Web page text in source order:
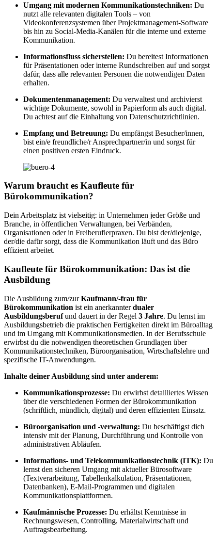
Umgang mit modernen Kommunikationstechniken: Du
nutzt alle relevanten digitalen Tools – von
Videokonferenzsystemen über Projektmanagement-Software
bis hin zu Social-Media-Kanälen für die interne und externe
Kommunikation.
Informationsfluss sicherstellen: Du bereitest Informationen
für Präsentationen oder interne Rundschreiben auf und sorgst
dafür, dass alle relevanten Personen die notwendigen Daten
erhalten.
Dokumentenmanagement: Du verwaltest und archivierst
wichtige Dokumente, sowohl in Papierform als auch digital.
Du achtest auf die Einhaltung von Datenschutzrichtlinien.
Empfang und Betreuung: Du empfängst Besucher/innen,
bist ein/e freundliche/r Ansprechpartner/in und sorgst für
einen positiven ersten Eindruck.
Warum braucht es Kaufleute für
Bürokommunikation?
Dein Arbeitsplatz ist vielseitig: in Unternehmen jeder Größe und
Branche, in öffentlichen Verwaltungen, bei Verbänden,
Organisationen oder in Freiberuflerpraxen. Du bist der/diejenige,
der/die dafür sorgt, dass die Kommunikation läuft und das Büro
effizient arbeitet.
Kaufleute für Bürokommunikation: Das ist die
Ausbildung
Die Ausbildung zum/zurKaufmann/-frau für
Bürokommunikation ist ein anerkannterdualer
Ausbildungsberufund dauert in der Regel 3 Jahre. Du lernst im
Ausbildungsbetrieb die praktischen Fertigkeiten direkt im Büroalltag
und im Umgang mit Kommunikationsmedien. In der Berufsschule
erwirbst du die notwendigen theoretischen Grundlagen über
Kommunikationstechniken, Büroorganisation, Wirtschaftslehre und
spezifische IT-Anwendungen.
Inhalte deiner Ausbildung sind unter anderem:
Kommunikationsprozesse: Du erwirbst detailliertes Wissen
über die verschiedenen Formen der Bürokommunikation
(schriftlich, mündlich, digital) und deren effizienten Einsatz.
Büroorganisation und -verwaltung: Du beschäftigst dich
intensiv mit der Planung, Durchführung und Kontrolle von
administrativen Abläufen.
Informations- und Telekommunikationstechnik (ITK): Du
lernst den sicheren Umgang mit aktueller Bürosoftware
(Textverarbeitung, Tabellenkalkulation, Präsentationen,
Datenbanken), E-Mail-Programmen und digitalen
Kommunikationsplattformen.
Kaufmännische Prozesse: Du erhältst Kenntnisse in
Rechnungswesen, Controlling, Materialwirtschaft und
Auftragsbearbeitung.